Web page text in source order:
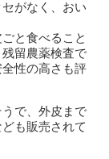
がなく、おい
と食べること
留農薬検査で
性の高さも評
で、外皮まで
も販売されて